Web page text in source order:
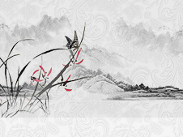
二、删除地图
选择列表中的地图名称，点删
---------------------------------------
“属性” 说明